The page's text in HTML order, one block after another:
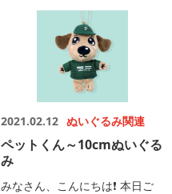
2021.02.12 ぬいぐるみ関連
ペットくん～10cmぬいぐる
み
みなさん、こんにちは❗️ 本日ご